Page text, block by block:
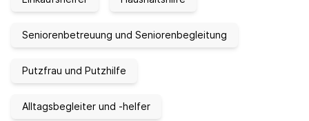
Seniorenbetreuung und Seniorenbegleitung
Putzfrau und Putzhilfe
Alltagsbegleiter und -helfer